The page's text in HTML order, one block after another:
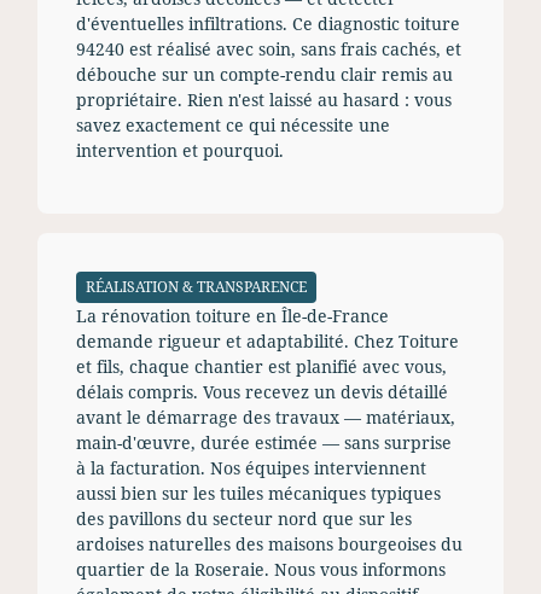
d'éventuelles infiltrations. Ce diagnostic toiture
94240 est réalisé avec soin, sans frais cachés, et
débouche sur un compte-rendu clair remis au
propriétaire. Rien n'est laissé au hasard : vous
savez exactement ce qui nécessite une
intervention et pourquoi.
RÉALISATION & TRANSPARENCE
La rénovation toiture en Île-de-France
demande rigueur et adaptabilité. Chez Toiture
et fils, chaque chantier est planifié avec vous,
délais compris. Vous recevez un devis détaillé
avant le démarrage des travaux — matériaux,
main-d'œuvre, durée estimée — sans surprise
à la facturation. Nos équipes interviennent
aussi bien sur les tuiles mécaniques typiques
des pavillons du secteur nord que sur les
ardoises naturelles des maisons bourgeoises du
quartier de la Roseraie. Nous vous informons